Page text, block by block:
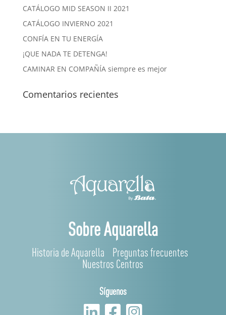
CATÁLOGO MID SEASON II 2021
CATÁLOGO INVIERNO 2021
CONFÍA EN TU ENERGÍA
¡QUE NADA TE DETENGA!
CAMINAR EN COMPAÑÍA siempre es mejor
Comentarios recientes
Sobre Aquarella
Historia de Aquarella
Preguntas frecuentes
Nuestros Centros
Síguenos